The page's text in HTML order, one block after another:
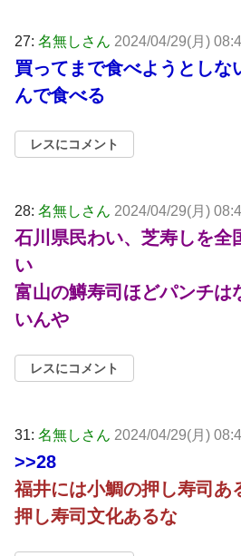
27: 名無しさん 2024/04/29(月)
買ってまで食べようとしな
んで食べる
レスにコメント
28: 名無しさん 2024/04/29(月)
石川県民わい、芝寿しを全
い
富山の鱒寿司ほどパンチは
いんや
レスにコメント
31: 名無しさん 2024/04/29(月)
>>28
福井には小鯛の押し寿司あ
押し寿司文化あるな